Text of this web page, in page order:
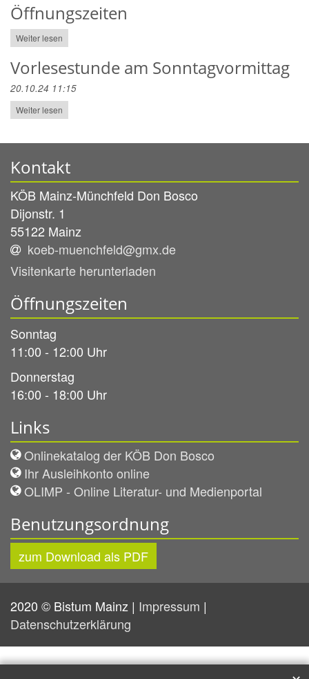
Öffnungszeiten
Weiter lesen
Vorlesestunde am Sonntagvormittag
20.10.24 11:15
Weiter lesen
Kontakt
KÖB Mainz-Münchfeld Don Bosco
Dijonstr. 1
55122 Mainz
koeb-muenchfeld@gmx.de
Visitenkarte herunterladen
Öffnungszeiten
Sonntag
11:00 - 12:00 Uhr
Donnerstag
16:00 - 18:00 Uhr
Links
Onlinekatalog der KÖB Don Bosco
Ihr Ausleihkonto online
OLIMP - Online Literatur- und Medienportal
Benutzungsordnung
zum Download als PDF
2020 © Bistum Mainz | Impressum |
Datenschutzerklärung